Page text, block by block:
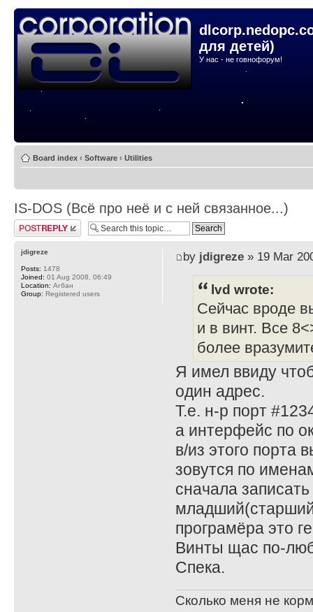
для детей)
У нас - не говнофорум!
Board index ‹ Software ‹ Utilities
IS-DOS (Всё про неё и с ней связанное...)
Post a reply
by jdigreze» 19 Mar
lvd wrote:
Сейчас вроде
и в винт. Все
более
Я имел ввиду
один адрес.
Т.е. н-р порт
а интерфейс по
в/из этого порта
зовутся по
сначала
програмёра это
Винты щас по-
Спека.
Сколько меня не
jdigreze
Posts: 1478
Joined: 01 Aug 2008, 06:49
Location: Агбан
Group: Registered users